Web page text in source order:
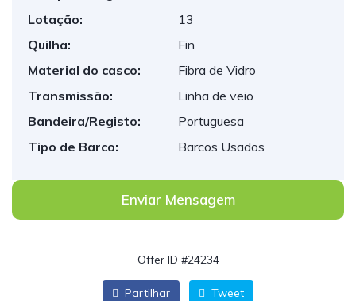
Lotação:
13
Quilha:
Fin
Material do casco:
Fibra de Vidro
Transmissão:
Linha de veio
Bandeira/Registo:
Portuguesa
Tipo de Barco:
Barcos Usados
Enviar Mensagem
Offer ID #24234
Partilhar Tweet